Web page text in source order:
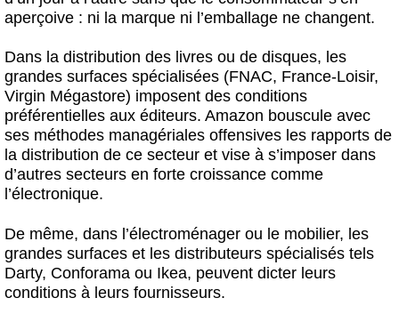
aperçoive : ni la marque ni l’emballage ne changent.
Dans la distribution des livres ou de disques, les
grandes surfaces spécialisées (FNAC, France-Loisir,
Virgin Mégastore) imposent des conditions
préférentielles aux éditeurs. Amazon bouscule avec
ses méthodes managériales offensives les rapports de
la distribution de ce secteur et vise à s’imposer dans
d’autres secteurs en forte croissance comme
l’électronique.
De même, dans l’électroménager ou le mobilier, les
grandes surfaces et les distributeurs spécialisés tels
Darty, Conforama ou Ikea, peuvent dicter leurs
conditions à leurs fournisseurs.